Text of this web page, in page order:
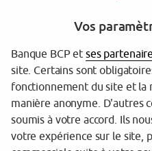
Banque BCP
Vos
Banque BCP etses
site. Certains sont
fonctionnement du site et la
manière anonyme. D'autres
soumis à votre accord. Ils
votre expérience sur le site,